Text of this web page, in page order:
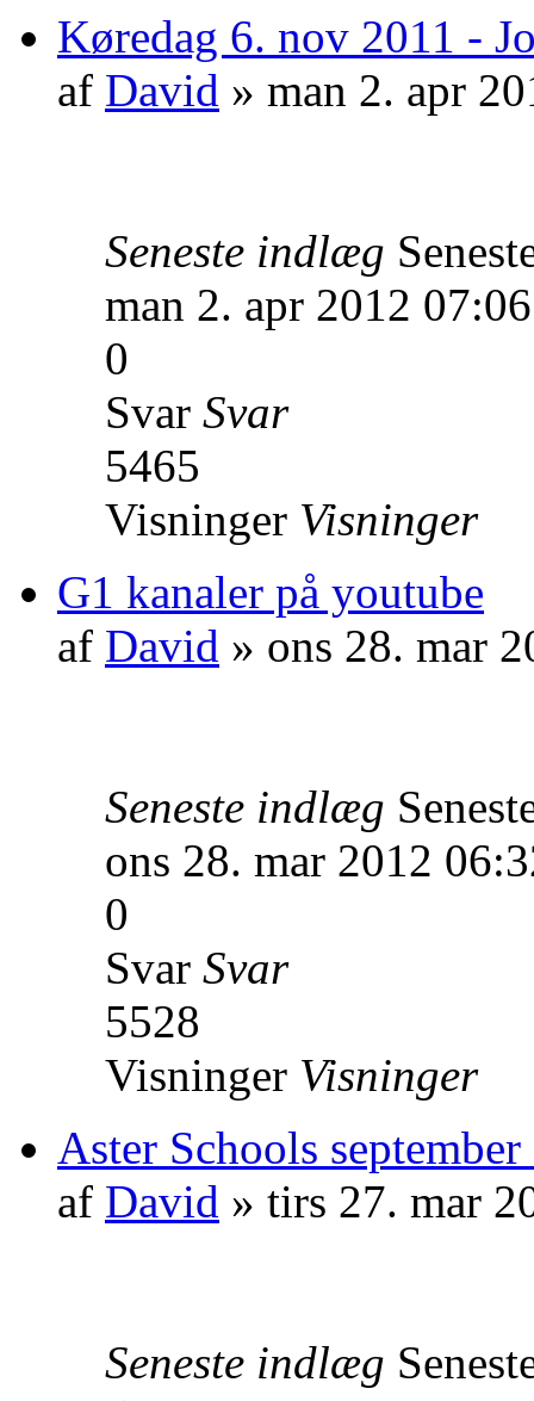
Køredag 6. nov 2011 -
af David » man 2. apr
Seneste indlæg
man 2. apr 2012 07:06
0
Svar Svar
5465
Visninger Visninger
G1 kanaler på youtube
af David » ons 28. mar
Seneste indlæg
ons 28. mar 2012
0
Svar Svar
5528
Visninger Visninger
Aster Schools
af David » tirs 27. mar
Seneste indlæg